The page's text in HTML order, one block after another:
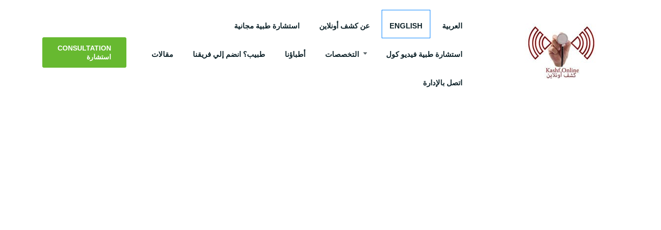
العربية ENGLISH عن كشف أونلاين استشارة طبية مجانية
استشارة طبية فيديو كول التخصصات أطباؤنا طبيب؟ انضم إلي فريقنا مقالات
اتصل بالإدارة
CONSULTATION
استشارة